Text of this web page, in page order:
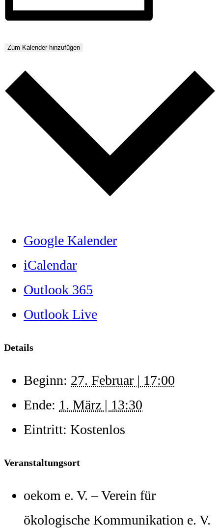
Zum Kalender hinzufügen
Google Kalender
iCalendar
Outlook 365
Outlook Live
Details
Beginn: 27. Februar | 17:00
Ende: 1. März | 13:30
Eintritt: Kostenlos
Veranstaltungsort
oekom e. V. – Verein für
ökologische Kommunikation e. V.